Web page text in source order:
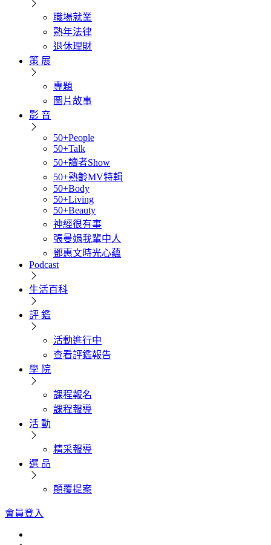
職場就業
熟年法律
退休理財
策 展
專題
圖片故事
影 音
50+People
50+Talk
50+讀者Show
50+熟齡MV特輯
50+Body
50+Living
50+Beauty
神經很有事
張曼娟我輩中人
鄧惠文時光心蘊
Podcast
生活百科
評 鑑
活動進行中
查看評鑑報告
學 院
課程報名
課程報導
活 動
精采報導
選 品
顛覆提案
會員登入